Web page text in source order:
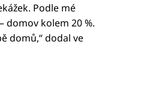
Podle mé
domov kolem 20 %.
domů,“ dodal ve